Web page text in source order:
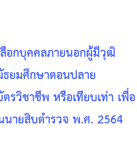
อกบุคคลภายนอกผู้มีวุฒิ
ยมศึกษาตอนปลาย
รวิชาชีพ หรือเทียบเท่า เพื่อ
นายสิบตำรวจ พ.ศ. 2564